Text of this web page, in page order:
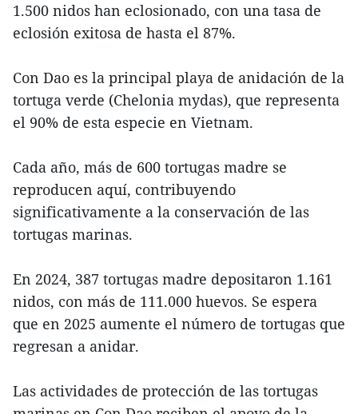
1.500 nidos han eclosionado, con una tasa de
eclosión exitosa de hasta el 87%.
Con Dao es la principal playa de anidación de la
tortuga verde (Chelonia mydas), que representa
el 90% de esta especie en Vietnam.
Cada año, más de 600 tortugas madre se
reproducen aquí, contribuyendo
significativamente a la conservación de las
tortugas marinas.
En 2024, 387 tortugas madre depositaron 1.161
nidos, con más de 111.000 huevos. Se espera
que en 2025 aumente el número de tortugas que
regresan a anidar.
Las actividades de protección de las tortugas